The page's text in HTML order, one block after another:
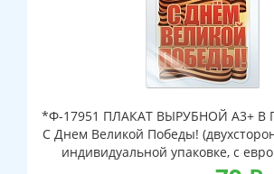
*Ф-17951 ПЛАКАТ ВЫРУБНОЙ А3+ В
С Днем Великой Победы!
индивидуальной упаковке, с
клеевым клапаном)